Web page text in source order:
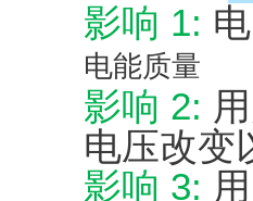
影响 1:
电能质量
影响 2:
电压改变
影响 3: